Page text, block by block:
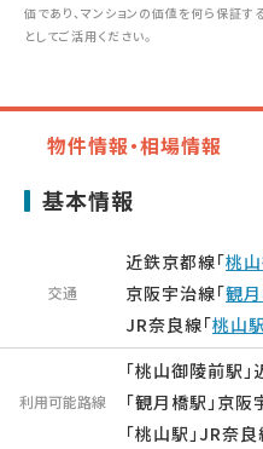
価であり、マンションの価値を何ら保証す
としてご活用ください。
物件情報・相場情報
基本情報
交通
近鉄京都線「桃
京阪宇治線「観
JR奈良線「桃山
利用可能路線
「桃山御陵前駅
「観月橋駅」京阪
「桃山駅」JR奈